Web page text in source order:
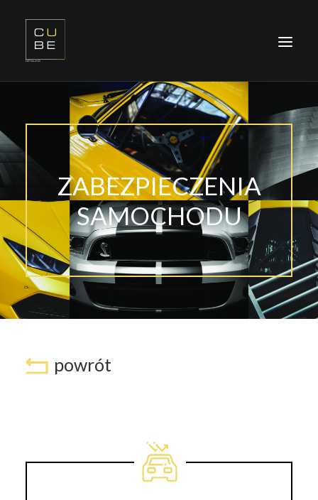
OFERTA
REALIZACJE
SZKOLENIA
KONTAKT
ODDZIAŁY
ZABEZPIECZENIA
SAMOCHODU
powrót